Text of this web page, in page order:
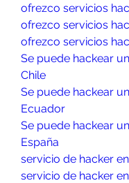
ofrezco servicios
ofrezco servicios
ofrezco servicios
Se puede hackear
Chile
Se puede hackear
Ecuador
Se puede hackear
España
servicio de hacker
servicio de hacker